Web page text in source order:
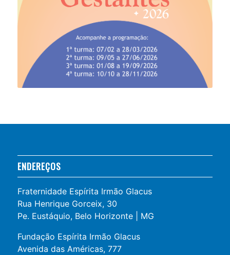
ENDEREÇOS
Fraternidade Espírita Irmão Glacus
Rua Henrique Gorceix, 30
Pe. Eustáquio, Belo Horizonte | MG
Fundação Espírita Irmão Glacus
Avenida das Américas, 777